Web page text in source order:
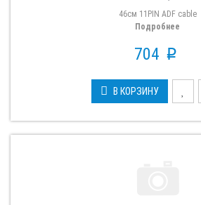
46см 11PIN ADF cable
Подробнее
704 p
В КОРЗИНУ